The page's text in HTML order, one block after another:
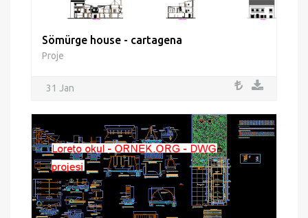
Sömürge house - cartagena
Proje
31 Jan